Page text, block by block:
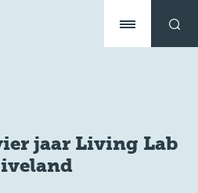
jaar Living Lab